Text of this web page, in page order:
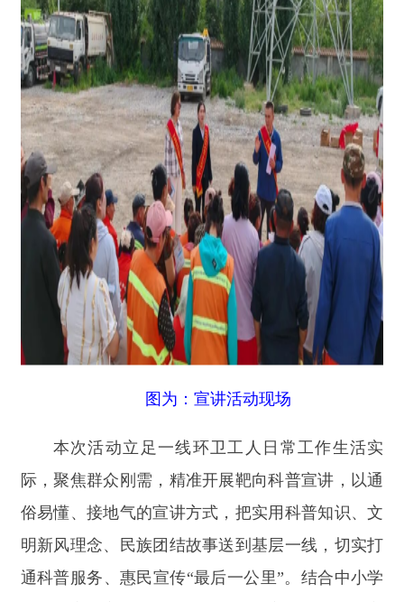
图为：宣讲活动现场
本次活动立足一线环卫工人日常工作生活实
际，聚焦群众刚需，精准开展靶向科普宣讲，以通
俗易懂、接地气的宣讲方式，把实用科普知识、文
明新风理念、民族团结故事送到基层一线，切实打
通科普服务、惠民宣传“最后一公里”。结合中小学
通、用电用火、网络等关键安全知识，提醒环卫工
人兼顾工作与家庭监护，做好假期孩子居家安全教
育，筑牢青少年安全成长防线。
在家庭疾病预防科普环节，县疾控中心工作人
员结合县域常见传染病防控实际，细致讲解布鲁氏